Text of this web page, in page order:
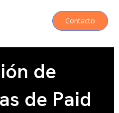
Contacto
de
de Paid